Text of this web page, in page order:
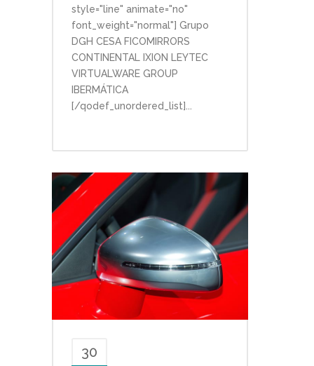
style="line" animate="no"
font_weight="normal"] Grupo
DGH CESA FICOMIRRORS
CONTINENTAL IXION LEYTEC
VIRTUALWARE GROUP
IBERMÁTICA
[/qodef_unordered_list]...
30